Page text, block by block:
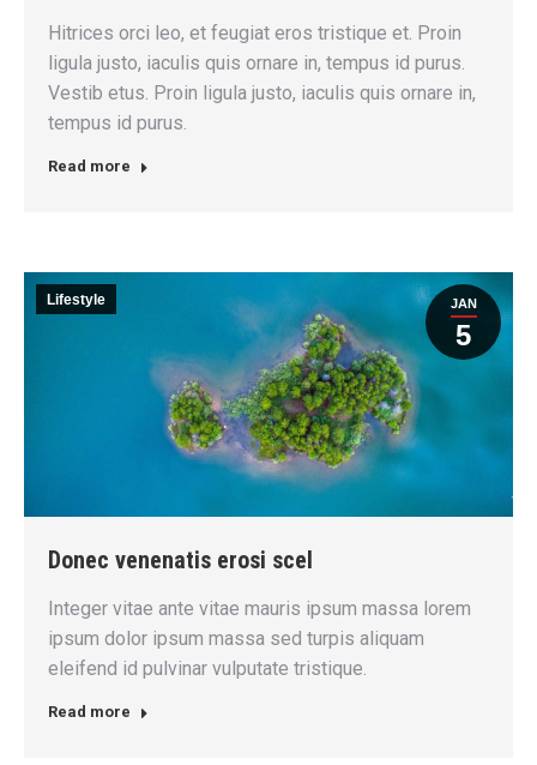
Hitrices orci leo, et feugiat eros tristique et. Proin
ligula justo, iaculis quis ornare in, tempus id purus.
Vestib etus. Proin ligula justo, iaculis quis ornare in,
tempus id purus.
Read more
JAN
5
Lifestyle
Donec venenatis erosi scel
Integer vitae ante vitae mauris ipsum massa lorem
ipsum dolor ipsum massa sed turpis aliquam
eleifend id pulvinar vulputate tristique.
Read more